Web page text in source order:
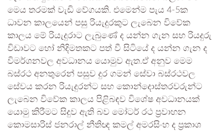
මෙය තරමක් වැඩි වේගයකි. එමෙන්ම පැය 4-5ක
ධාවන කාලයෙන් පසු රියැදුරකුට ලැබෙන විවේක
කාලය මේ රියැදුරාට ලැබුණේ ද යන්න ගැන සහ රියදුරු
විඩාවට හෝ නිදිමතකට පත් වී සිටියේ ද යන්න ගැන ද
විමර්ශනවල අවධානය යොමුව ඇත.ඒ අනුව මෙම
බස්රථ අනතුරෙන් පසුව දුර ගමන් සේවා බස්රථවල
සේවය කරන රියැදුරන්ට සහ කොන්දොස්තරවරුන්ට
ලැබෙන විවේක කාලය පිළිබඳව වි⁣ශේෂ අවධානයක්
යොමු කිරීමට සිදුව ඇති බව මෝටර් රථ ප්‍රවාහන
කොමසාරිස් ජනරාල් නීතිඥ කමල් අමරසිංහ ද ප්‍රකාශ